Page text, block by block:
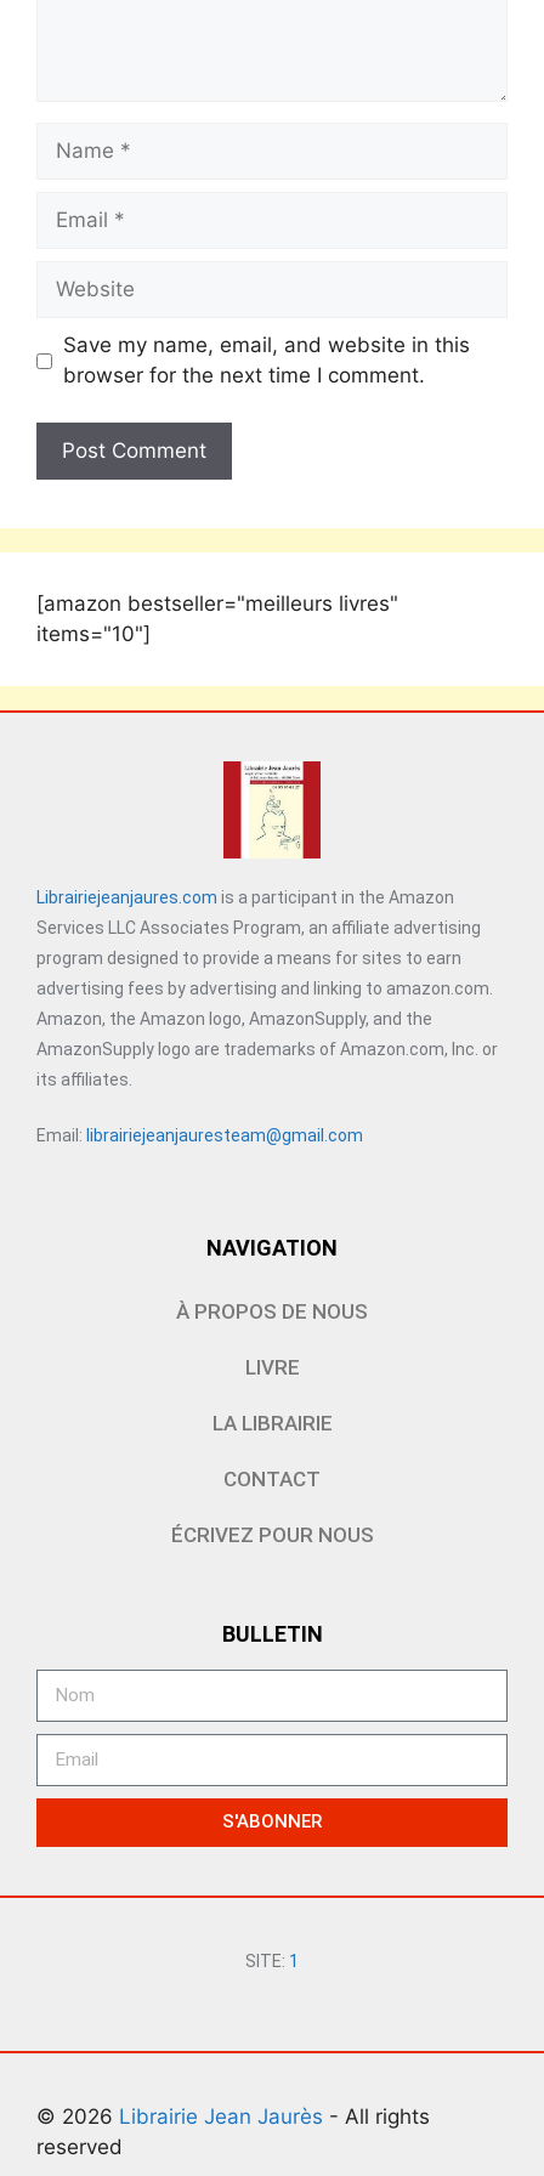
Save my name, email, and website in this
browser for the next time I comment.
[amazon bestseller="meilleurs livres"
items="10"]
Librairiejeanjaures.com is a participant in the Amazon
Services LLC Associates Program, an affiliate advertising
program designed to provide a means for sites to earn
advertising fees by advertising and linking to amazon.com.
Amazon, the Amazon logo, AmazonSupply, and the
AmazonSupply logo are trademarks of Amazon.com, Inc. or
its affiliates.
Email: librairiejeanjauresteam@gmail.com
NAVIGATION
À PROPOS DE NOUS
LIVRE
LA LIBRAIRIE
CONTACT
ÉCRIVEZ POUR NOUS
BULLETIN
S'ABONNER
SITE: 1
© 2026 Librairie Jean Jaurès - All rights
reserved